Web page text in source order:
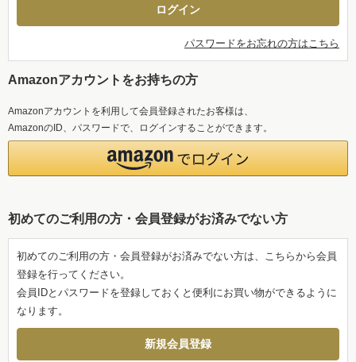
パスワードをお忘れの方はこちら
Amazonアカウントをお持ちの方
Amazonアカウントを利用して会員登録されたお客様は、
AmazonのID、パスワードで、ログインすることができます。
初めてのご利用の方・会員登録がお済みでない方
初めてのご利用の方・会員登録がお済みでない方は、こちらから会員
登録を行ってください。
会員IDとパスワードを登録しておくと便利にお買い物ができるように
なります。